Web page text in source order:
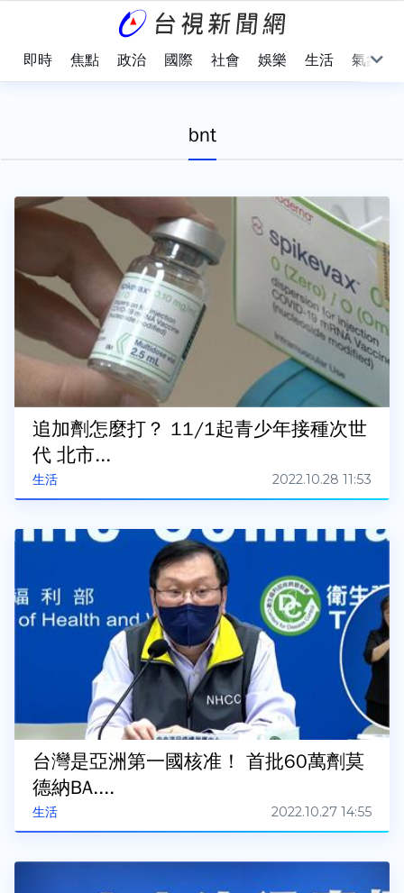
即時 焦點 政治 國際 社會 娛樂 生活 氣象
bnt
生活
追加劑怎麼打？ 11/1起青少年接種次世
代 北市...
2022.10.28 11:53
生活
台灣是亞洲第一國核准！ 首批60萬劑莫
德納BA....
2022.10.27 14:55